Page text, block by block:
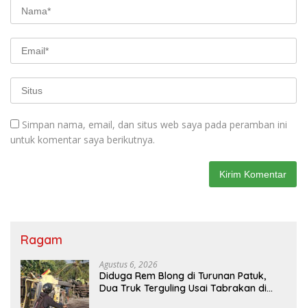
Simpan nama, email, dan situs web saya pada peramban ini
untuk komentar saya berikutnya.
Ragam
Agustus 6, 2026
Diduga Rem Blong di Turunan Patuk,
Dua Truk Terguling Usai Tabrakan di